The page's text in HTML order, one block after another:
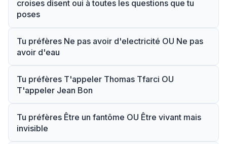
croises disent oui à toutes les questions que tu
poses
Tu préfères Ne pas avoir d'electricité OU Ne pas
avoir d'eau
Tu préfères T'appeler Thomas Tfarci OU
T'appeler Jean Bon
Tu préfères Être un fantôme OU Être vivant mais
invisible